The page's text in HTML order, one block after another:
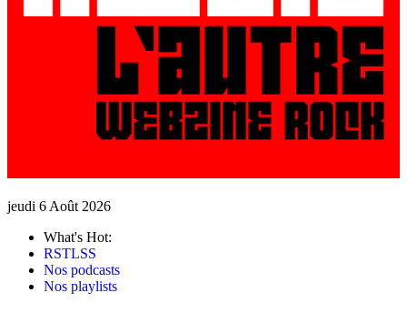
jeudi 6 Août 2026
What's Hot:
RSTLSS
Nos podcasts
Nos playlists